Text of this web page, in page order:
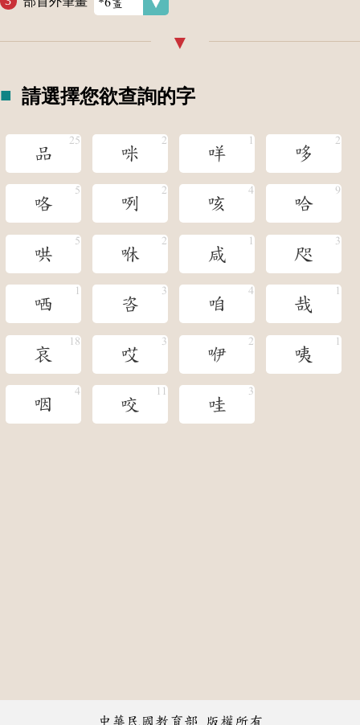
請選擇您欲查詢的字
品 咪 咩 哆
咯 咧 咳 哈
哄 咻 咸 咫
哂 咨 咱 哉
哀 哎 咿 咦
咽 咬 哇
中華民國教育部 版權所有